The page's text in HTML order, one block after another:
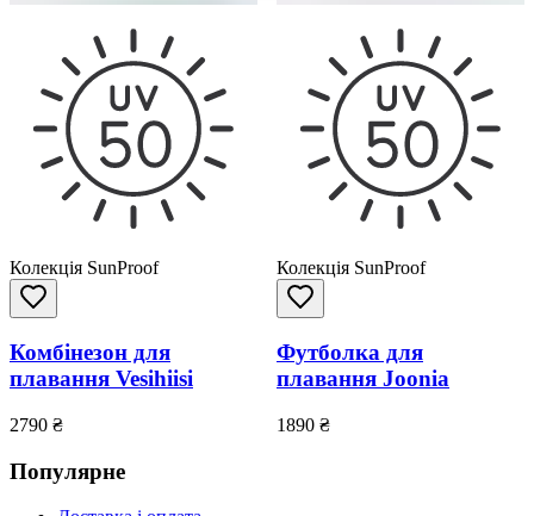
Колекція SunProof
Комбінезон для
плавання Vesihiisi
2790 ₴
Колекція SunProof
Футболка для
плавання Joonia
1890 ₴
Популярне